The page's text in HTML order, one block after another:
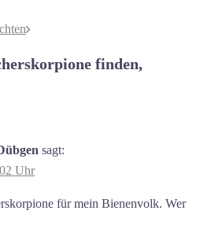
finden,
sagt:
Uhr
für mein Bienenvolk. Wer